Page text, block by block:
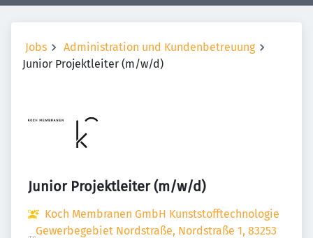
Jobs
Administration und Kundenbetreuung
Junior Projektleiter (m/w/d)
Junior Projektleiter (m/w/d)
Koch Membranen GmbH Kunststofftechnologie
Gewerbegebiet Nordstraße, Nordstraße 1, 83253